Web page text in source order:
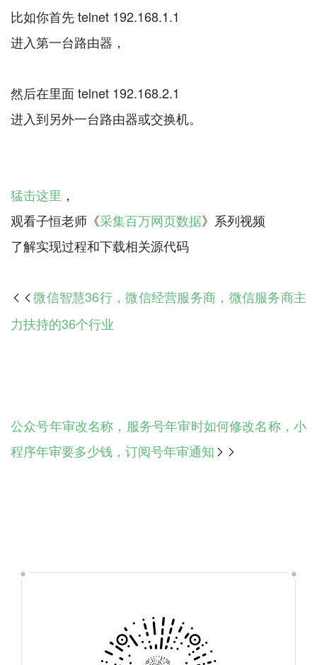
比如你首先 telnet 192.168.1.1
进入第一台路由器，
然后在里面 telnet 192.168.2.1
进入到另外一台路由器或交换机。
猛击这里 ，
观看子恒老师《采集百万网页数据》系列视频
 微信智慧36行，微信经营服务商，微信服务商主
力扶持的36个行业
公众号年审改名称，服务号年审时如何修改名称，小
程序年审要多少钱，订阅号年审通知 